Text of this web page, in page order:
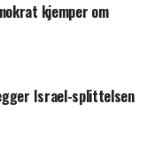
kjemper om
Israel-splittelsen